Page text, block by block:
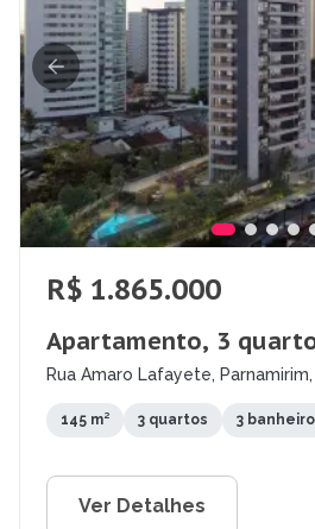
R$ 1.865.000
Apartamento, 3
Rua Amaro Lafayete,
145 m² 3 quartos 3
Ver Detalhes